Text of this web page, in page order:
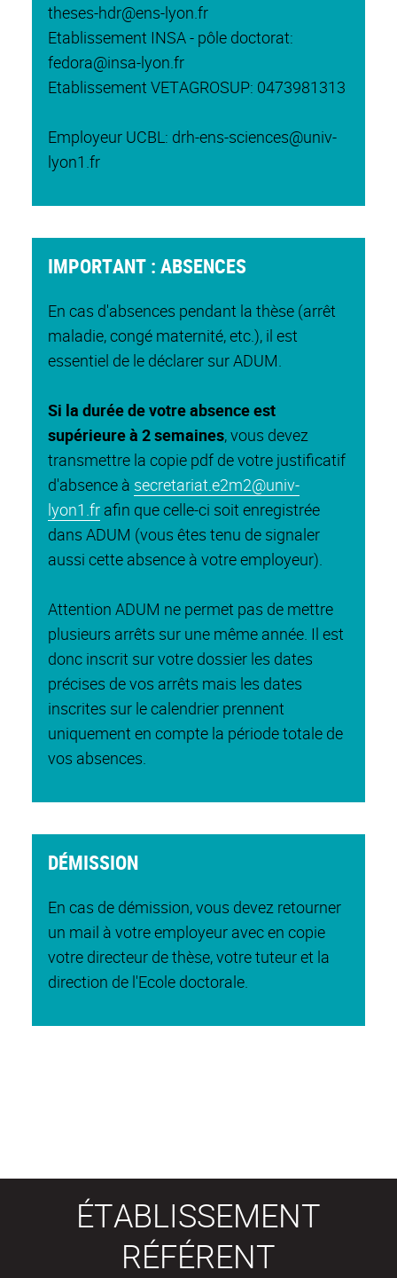
theses-hdr@ens-lyon.fr
Etablissement INSA - pôle doctorat:
fedora@insa-lyon.fr
Etablissement VETAGROSUP: 0473981313
Employeur UCBL: drh-ens-sciences@univ-
lyon1.fr
IMPORTANT : ABSENCES
En cas d'absences pendant la thèse (arrêt
maladie, congé maternité, etc.), il est
essentiel de le déclarer sur ADUM.
Si la durée de votre absence est
supérieure à 2 semaines, vous devez
transmettre la copie pdf de votre justificatif
d'absence à secretariat.e2m2@univ-
lyon1.fr afin que celle-ci soit enregistrée
dans ADUM (vous êtes tenu de signaler
aussi cette absence à votre employeur).
Attention ADUM ne permet pas de mettre
plusieurs arrêts sur une même année. Il est
donc inscrit sur votre dossier les dates
précises de vos arrêts mais les dates
inscrites sur le calendrier prennent
uniquement en compte la période totale de
vos absences.
DÉMISSION
En cas de démission, vous devez retourner
un mail à votre employeur avec en copie
votre directeur de thèse, votre tuteur et la
direction de l'Ecole doctorale.
ÉTABLISSEMENT
RÉFÉRENT